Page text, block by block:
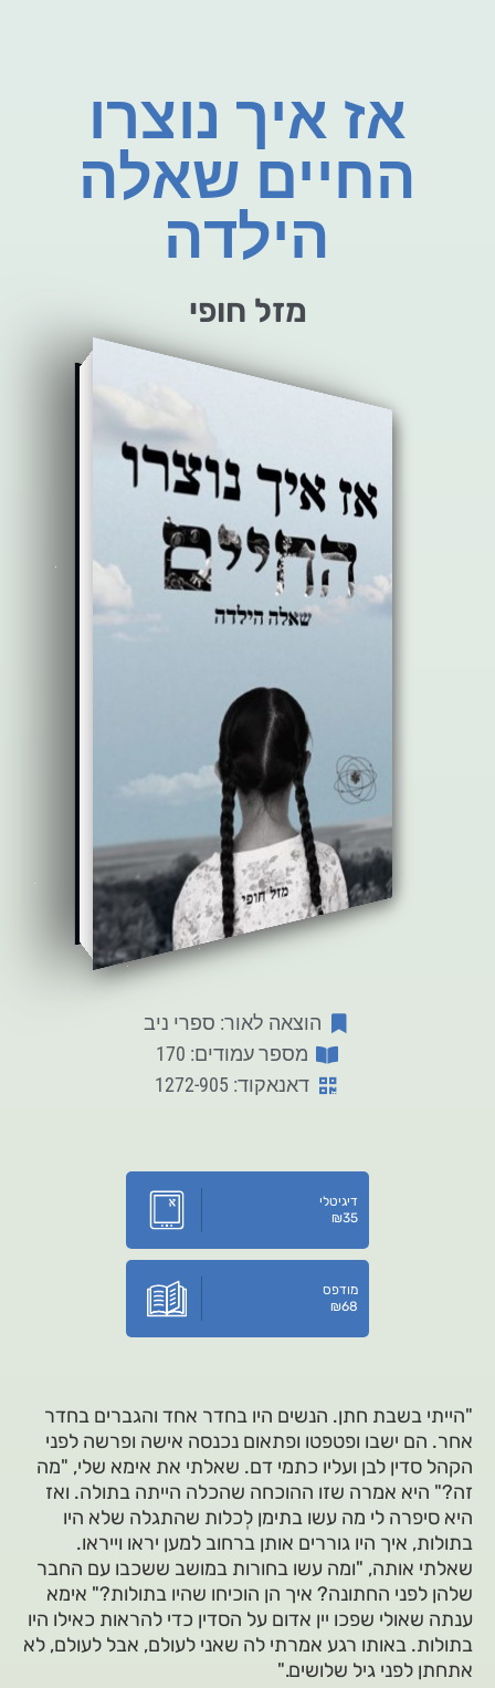
אז איך נוצרו
החיים שאלה
הילדה
מזל חופי
הוצאה לאור: ספרי ניב
מספר עמודים: 170
דאנאקוד: 1272-905
דיגיטלי
₪35
מודפס
₪68
"הייתי בשבת חתן. הנשים היו בחדר אחד והגברים בחדר
אחר. הם ישבו ופטפטו ופתאום נכנסה אישה ופרשה לפני
הקהל סדין לבן ועליו כתמי דם. שאלתי את אימא שלי, "מה
זה?" היא אמרה שזו ההוכחה שהכלה הייתה בתולה. ואז
היא סיפרה לי מה עשו בתימן לְכלות שהתגלה שלא היו
בתולות, איך היו גוררים אותן ברחוב למען יראו וייראו.
שאלתי אותה, "ומה עשו בחורות במושב ששכבו עם החבר
שלהן לפני החתונה? איך הן הוכיחו שהיו בתולות?" אימא
ענתה שאולי שפכו יין אדום על הסדין כדי להראות כאילו היו
בתולות. באותו רגע אמרתי לה שאני לעולם, אבל לעולם, לא
אתחתן לפני גיל שלושים."